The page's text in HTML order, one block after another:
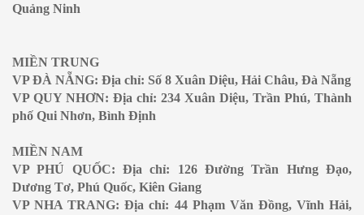
Quảng Ninh
MIỀN TRUNG
VP ĐÀ NẴNG: Địa chỉ: Số 8 Xuân Diệu, Hải Châu, Đà Nẵng
VP QUY NHƠN: Địa chỉ: 234 Xuân Diệu, Trần Phú, Thành
phố Qui Nhơn, Bình Định
MIỀN NAM
VP PHÚ QUỐC: Địa chỉ: 126 Đường Trần Hưng Đạo,
Dương Tơ, Phú Quốc, Kiên Giang
VP NHA TRANG: Địa chỉ: 44 Phạm Văn Đồng, Vĩnh Hải,